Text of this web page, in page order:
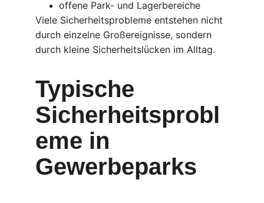
offene Park- und Lagerbereiche
Viele Sicherheitsprobleme entstehen nicht
durch einzelne Großereignisse, sondern
durch kleine Sicherheitslücken im Alltag.
Typische
Sicherheitsprobl
eme in
Gewerbeparks